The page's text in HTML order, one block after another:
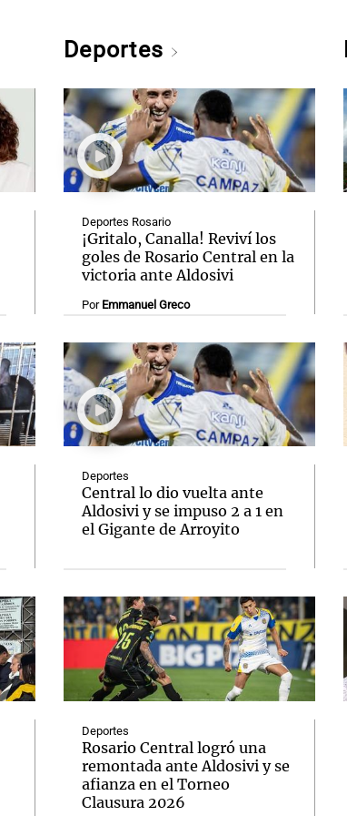
Deportes
Deportes Rosario
¡Gritalo, Canalla! Reviví los
goles de Rosario Central en la
victoria ante Aldosivi
Por Emmanuel Greco
Deportes
Central lo dio vuelta ante
Aldosivi y se impuso 2 a 1 en
el Gigante de Arroyito
Deportes
Rosario Central logró una
remontada ante Aldosivi y se
afianza en el Torneo
Clausura 2026
El huracán de Arequito
Notas
Cadena 3 en Groenlandia